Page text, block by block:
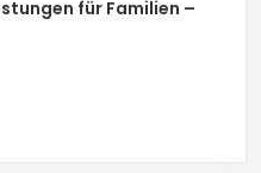
für Familien –